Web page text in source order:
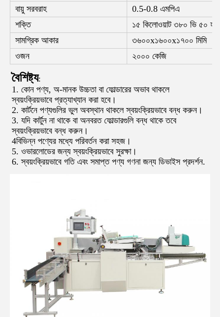
বায়ু সরবরাহ
0.5-0.8 এমপিএ
শক্তি
১৫ কিলোওয়াট ৩৮০ ভি ৫০
সামগ্রিক আকার
৩৬০০x১৬০০x১৭০০ মিমি
ওজন
২০০০ কেজি
বৈশিষ্ট্য:
1. কোন পণ্য, অ-মানক উচ্চতা বা ফোল্ডারের অভাব থাকলে
স্বয়ংক্রিয়ভাবে প্রত্যাখ্যান করা হবে।
2. কার্টনে পণ্যগুলির ভুল অবস্থান থাকলে স্বয়ংক্রিয়ভাবে বন্ধ করুন।
3. যদি কার্টুন না থাকে বা অনবরত ফোল্ডারগুলি বন্ধ থাকে তবে
স্বয়ংক্রিয়ভাবে বন্ধ করুন।
4বিভিন্ন পণ্যের মধ্যে পরিবর্তন করা সহজ।
5. ওভারলোডের জন্য স্বয়ংক্রিয়ভাবে সুরক্ষা।
6. স্বয়ংক্রিয়ভাবে গতি এবং সমাপ্ত পণ্য গণনা জন্য ডিভাইস প্রদর্শন.